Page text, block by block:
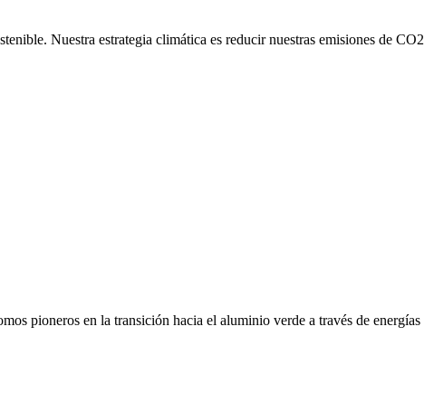
Nuestra estrategia climática es reducir nuestras emisiones de CO2
pioneros en la transición hacia el aluminio verde a través de energías